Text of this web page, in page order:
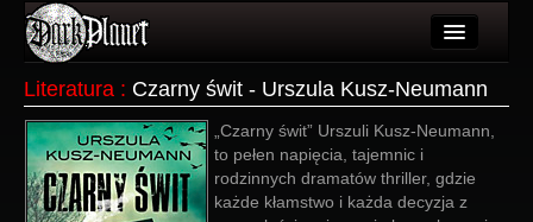
Użytkownicy
Wydarzenia
Galeria
Literatura : Czarny świt - Urszula Kusz-Neumann
„Czarny świt” Urszuli Kusz-Neumann,
to pełen napięcia, tajemnic i
rodzinnych dramatów thriller, gdzie
każde kłamstwo i każda decyzja z